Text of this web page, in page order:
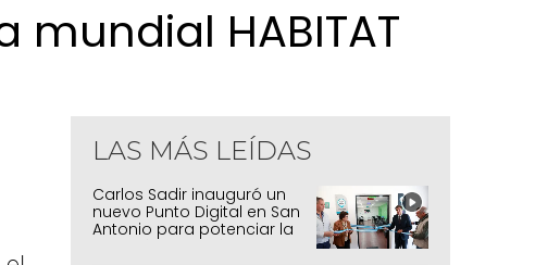
HABITAT
LAS MÁS LEÍDAS
Carlos Sadir inauguró un
nuevo Punto Digital en San
Antonio para potenciar la